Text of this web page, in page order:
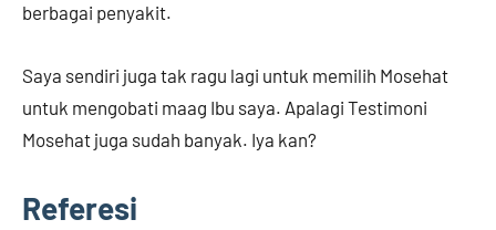
berbagai penyakit.
Saya sendiri juga tak ragu lagi untuk memilih Mosehat
untuk mengobati maag Ibu saya. Apalagi Testimoni
Mosehat juga sudah banyak. Iya kan?
Referesi